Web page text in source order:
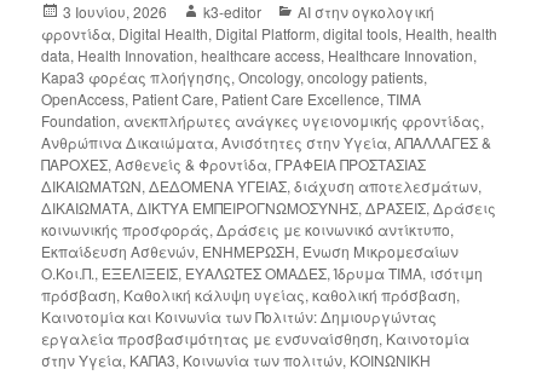
3 Ιουνίου, 2026 k3-editor
AI στην ογκολογική
φροντίδα, Digital Health, Digital Platform,digital tools, Health,health
data, Health Innovation,healthcare access, Healthcare Innovation,
Kapa3 φορέας πλοήγησης,Oncology,oncology patients,
OpenAccess, Patient Care, Patient Care Excellence,TIMA
Foundation, ανεκπλήρωτες ανάγκες υγειονομικής φροντίδας,
Ανθρώπινα Δικαιώματα,Ανισότητες στην Υγεία,ΑΠΑΛΛΑΓΕΣ &
ΠΑΡΟΧΕΣ,Ασθενείς & Φροντίδα, ΓΡΑΦΕΙΑ ΠΡΟΣΤΑΣΙΑΣ
ΔΙΚΑΙΩΜΑΤΩΝ,ΔΕΔΟΜΕΝΑ ΥΓΕΙΑΣ,διάχυση αποτελεσμάτων,
ΔΙΚΑΙΩΜΑΤΑ,ΔΙΚΤΥΑ ΕΜΠΕΙΡΟΓΝΩΜΟΣΥΝΗΣ,ΔΡΑΣΕΙΣ,Δράσεις
κοινωνικής προσφοράς,Δράσεις με κοινωνικό αντίκτυπο,
Εκπαίδευση Ασθενών, ΕΝΗΜΕΡΩΣΗ, Ένωση Μικρομεσαίων
Ο.Κοι.Π., ΕΞΕΛΙΞΕΙΣ, ΕΥΑΛΩΤΕΣ ΟΜΑΔΕΣ,Ίδρυμα ΤΙΜΑ, ισότιμη
πρόσβαση, Καθολική κάλυψη υγείας,καθολική πρόσβαση,
Καινοτομία και Κοινωνία των Πολιτών: Δημιουργώντας
εργαλεία προσβασιμότητας με ενσυναίσθηση, Καινοτομία
στην Υγεία, ΚΑΠΑ3, Κοινωνία των πολιτών, ΚΟΙΝΩΝΙΚΗ